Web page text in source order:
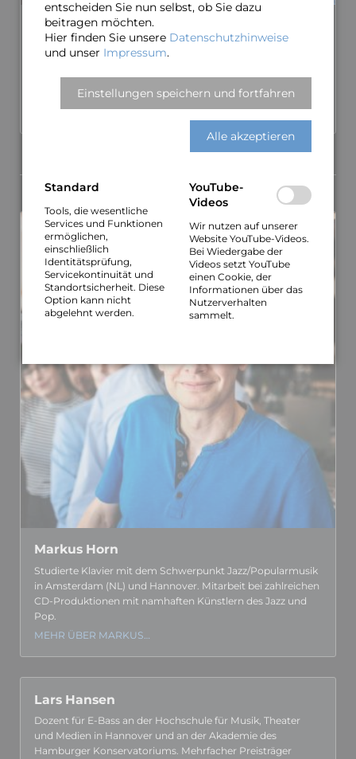
Oliver Gies
Gründungs­­mitglied und künstleri­scher Leiter der A-
cappella-Formation „MAYBE­BOP”. Zahl­reiche seiner Chor-
Arrange­ments haben sich zu wahren Hits in der Chor­­szene
entwickelt.
MEHR ÜBER OLIVER…
Markus Horn
Studierte Klavier mit dem Schwer­punkt Jazz/Popular­­musik
in Amsterdam (NL) und Hannover. Mitarbeit bei zahl­reichen
CD-Produk­tionen mit namhaften Künstlern des Jazz und
Pop.
MEHR ÜBER MARKUS…
Lars Hansen
Dozent für E-Bass an der Hoch­schule für Musik, Theater
und Medien in Hannover und an der Akademie des
Hamburger Kon­serva­toriums. Mehr­facher Preis­träger
entscheiden Sie nun selbst, ob Sie dazu
beitragen möchten.
Hier finden Sie unsere Datenschutzhinweise
und unser Impressum.
Einstellungen speichern und fortfahren
Alle akzeptieren
Standard
Tools, die wesentliche
Services und Funktionen
ermöglichen,
einschließlich
Identitätsprüfung,
Servicekontinuität und
Standortsicherheit. Diese
Option kann nicht
abgelehnt werden.
YouTube-
Videos
Wir nutzen auf unserer
Website YouTube-Videos.
Bei Wiedergabe der
Videos setzt YouTube
einen Cookie, der
Informationen über das
Nutzerverhalten
sammelt.